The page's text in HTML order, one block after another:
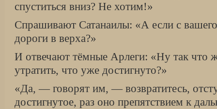
спуститься вниз? Не хотим!»
Спрашивают Сатанаилы: «А если с
дороги в верха?»
И отвечают тёмные Арлеги: «Ну так что
утратить, что уже достигнуто?»
«Да, — говорят им, — возвратитесь,
достигнутое, раз оно препятствием к